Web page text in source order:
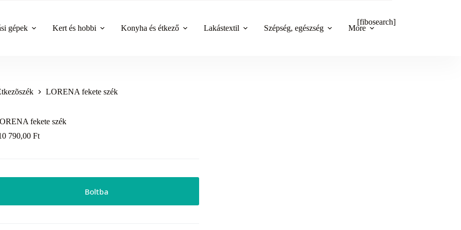
gépek Kert és hobbi Konyha és étkező Lakástextil Szépség, egészség More
[fibosearch]
LORENA fekete szék
fekete szék
790,00Ft
Boltba